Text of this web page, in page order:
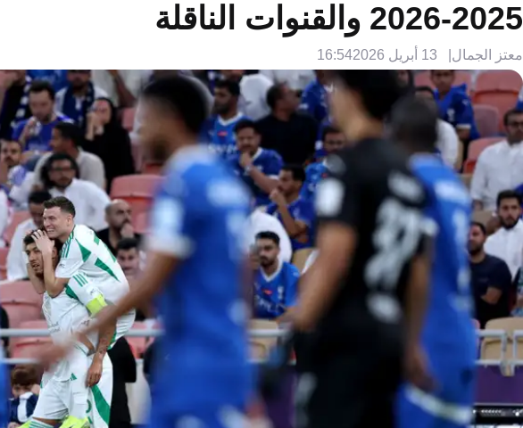
2025-2026 والقنوات الناقلة
معتز الجمال 13 أبريل 2026 16:54